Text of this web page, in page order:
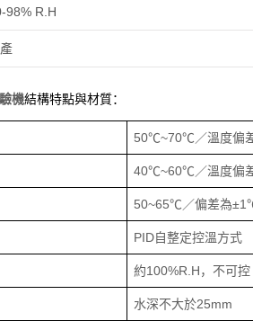
98% R.H
機結構特點與材質：
50℃~70℃／溫度偏
40℃~60℃／溫度偏
50~65℃／偏差為
PID自整定控溫方式
約100%R.H，不可控
水深不大於25mm